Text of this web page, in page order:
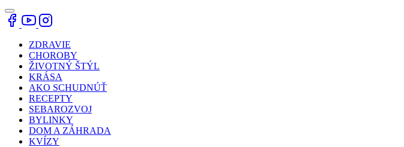
ZDRAVIE
CHOROBY
ŽIVOTNÝ ŠTÝL
KRÁSA
AKO SCHUDNÚŤ
RECEPTY
SEBAROZVOJ
BYLINKY
DOM A ZÁHRADA
KVÍZY